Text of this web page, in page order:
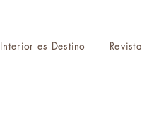
Interior es Destino Revista